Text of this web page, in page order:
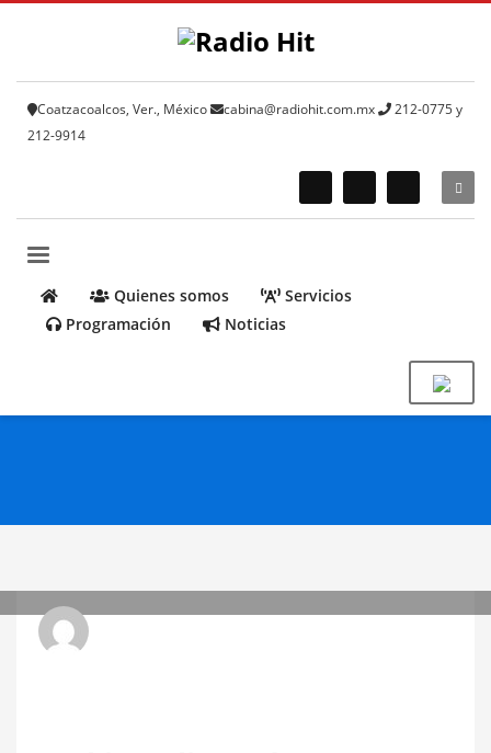
Coatzacoalcos, Ver., México cabina@radiohit.com.mx
212-0775 y
212-9914
Quienes somos
Servicios
Programación
Noticias
Radio Hit La Xplosiva 92.3 FM